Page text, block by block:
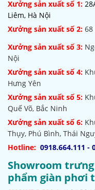
Xưởng sản xuất số 1:
Liêm, Hà Nội
Xưởng sản xuất số 2: 68
Xưởng sản xuất số 3:
Nội
Xưởng sản xuất số 4:
Hưng Yên
Xưởng sản xuất số 5:
Quế Võ, Bắc Ninh
Xưởng sản xuất số 6:
Thụy, Phú Bình, Thái
Hotline: 0918.664.111 -
Showroom
phẩm giàn phơi